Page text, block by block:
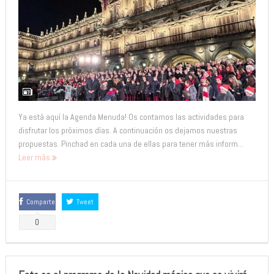
Ya está aquí la Agenda Menuda! Os contamos las actividades para
disfrutar los próximos días. A continuación os dejamos nuestras
propuestas. Pinchad en cada una de ellas para tener más inform...
Leer más
Comparte
0
Tweet